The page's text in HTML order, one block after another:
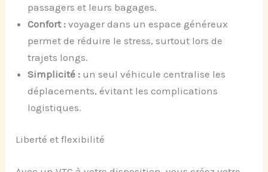
passagers et leurs bagages.
Confort : voyager dans un espace généreux
permet de réduire le stress, surtout lors de
trajets longs.
Simplicité : un seul véhicule centralise les
déplacements, évitant les complications
logistiques.
Liberté et flexibilité